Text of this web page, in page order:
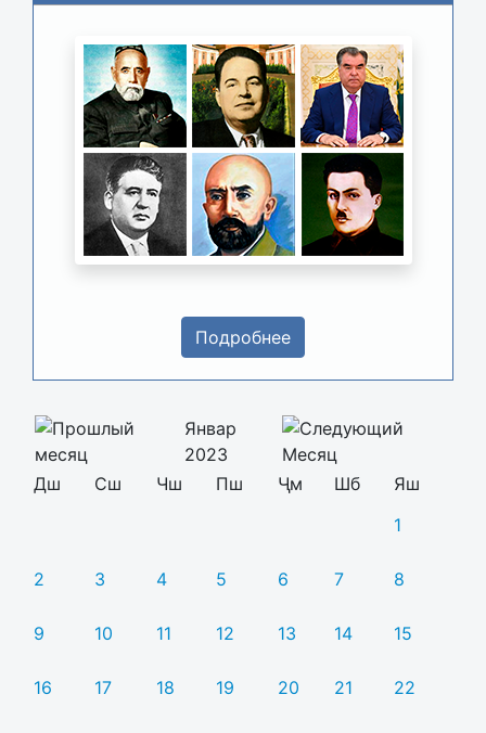
Подробнее
Январ
2023
Дш
Сш Чш Пш Ҷм Шб
Яш
1
2 3 4 5 6 7 8
9 10 11 12 13 14 15
16 17 18 19 20 21 22